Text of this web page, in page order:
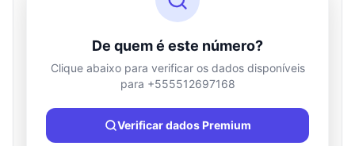
Informações de localização
País
Desconhecido
Cidade
Desconhecido
De quem é este número?
Clique abaixo para verificar os dados disponíveis
para +555512697168
Verificar dados Premium